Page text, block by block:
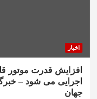
اخبار
افزایش قدرت موتور
اجرایی می شود –
جهان